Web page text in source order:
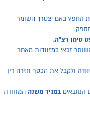
החפץ באם יצטרך השומר
סימן רצ"ה.
זכאי במזוודות מאחר
ולקבל את הכסף חזרה דין
המובאים במגיד משנההמזוודה